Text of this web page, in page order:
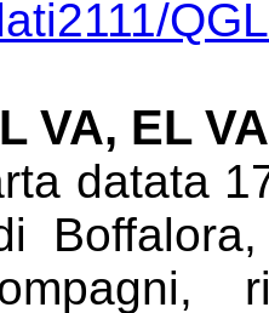
VA, EL
datata